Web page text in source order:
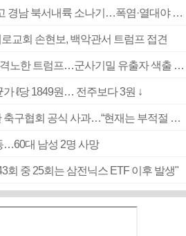
부산 울산 경남 구름 많고 경남 북서내륙 소나기…폭염·열대야 계속
로교회 손현보, 백악관서 트럼프 접견
‘탄약 부족 사태’ 보도에 격노한 트럼프…군사기밀 유출자 색출 지시
ℓ당 1849원… 전주보다 3원 ↓
[속보] ‘심판 성접대’ 논란 축구협회 공식 사과…“현재는 부적절 행위 없어”
…60대 남성 2명 사망
회 중 25회는 삼전닉스 ETF 이후 발생"